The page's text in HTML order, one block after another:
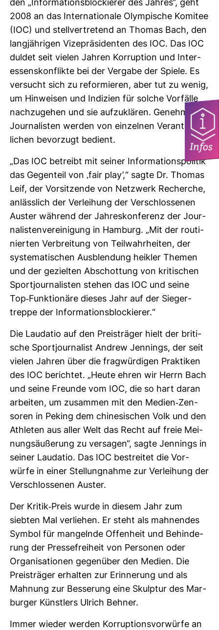
den „Infor­ma­ti­ons­blo­ckierer des Jahres“, geht
2008 an das Inter­na­tio­nale Olym­pi­sche Komitee
(IOC) und stell­ver­tre­tend an Thomas Bach, den
lang­jäh­rigen Vize­prä­si­denten des IOC. Das IOC
duldet seit vielen Jahren Kor­rup­tion und Inter­
es­sens­kon­flikte bei der Ver­gabe der Spiele. Es
ver­sucht sich zu refor­mieren, aber tut zu wenig,
um Hin­weisen und Indi­zien für solche Vor­fälle
nach­zu­gehen und sie auf­zu­klären. Genehme
Jour­na­listen werden von ein­zelnen Ver­ant­wort­
li­chen bevor­zugt bedient.
„Das IOC betreibt mit seiner Infor­ma­ti­ons­po­litik
das Gegen­teil von ‚fair play’,“ sagte Dr. Thomas
Leif, der Vor­sit­zende von Netz­werk Recherche,
anläss­lich der Ver­lei­hung der Ver­schlos­senen
Auster wäh­rend der Jah­res­kon­fe­renz der Jour­
na­lis­ten­ver­ei­ni­gung in Ham­burg. „Mit der rou­ti­
nierten Ver­brei­tung von Teil­wahr­heiten, der
sys­te­ma­ti­schen Aus­blen­dung heikler Themen
und der gezielten Abschot­tung von kri­ti­schen
Sport­jour­na­listen stehen das IOC und seine
Top-​Funk­tio­näre dieses Jahr auf der Sie­ger­
treppe der Infor­ma­ti­ons­blo­ckierer.“
Die Lau­datio auf den Preis­träger hielt der bri­ti­
sche Sport­jour­na­list Andrew Jen­nings, der seit
vielen Jahren über die frag­wür­digen Prak­tiken
des IOC berichtet. „Heute ehren wir Herrn Bach
und seine Freunde vom IOC, die so hart daran
arbeiten, um zusammen mit den Medien-​Zen­
soren in Peking dem chi­ne­si­schen Volk und den
Ath­leten aus aller Welt das Recht auf freie Mei­
nungs­äu­ße­rung zu ver­sagen“, sagte Jen­nings in
seiner Lau­datio. Das IOC bestreitet die Vor­
würfe in einer Stel­lung­nahme zur Ver­lei­hung der
Ver­schlos­senen Auster.
Der Kritik-​Preis wurde in diesem Jahr zum
siebten Mal ver­liehen. Er steht als mah­nendes
Symbol für man­gelnde Offen­heit und Behin­de­
rung der Pres­se­frei­heit von Per­sonen oder
Orga­ni­sa­tionen gegen­über den Medien. Die
Preis­träger erhalten zur Erin­ne­rung und als
Mah­nung zur Bes­se­rung eine Skulptur des Mar­
burger Künst­lers Ulrich Behner.
Immer wieder werden Kor­rup­ti­ons­vor­würfe an
Infos